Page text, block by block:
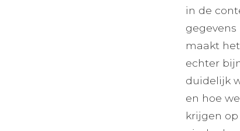
in de
maakt
echter
duidelijk
en hoe
krijgen